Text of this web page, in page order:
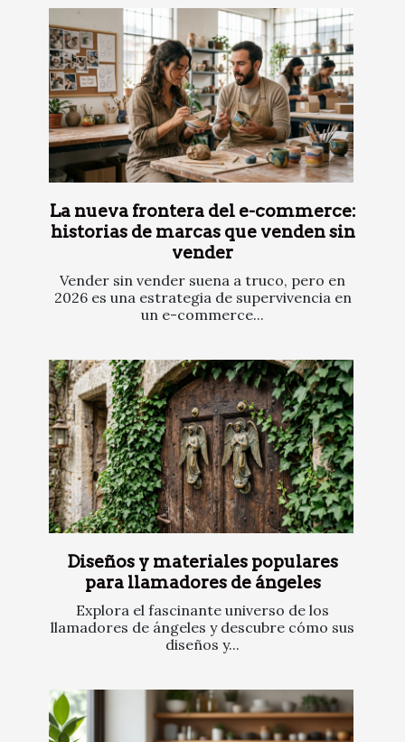
La nueva frontera del e-commerce:
historias de marcas que venden sin
vender
Vender sin vender suena a truco, pero en
2026 es una estrategia de supervivencia en
un e-commerce...
Diseños y materiales populares
para llamadores de ángeles
Explora el fascinante universo de los
llamadores de ángeles y descubre cómo sus
diseños y...